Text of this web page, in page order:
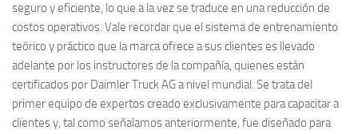
seguro y eficiente, lo que a la vez se traduce en una reducción de
costos operativos. Vale recordar que el sistema de entrenamiento
teórico y práctico que la marca ofrece a sus clientes es llevado
adelante por los instructores de la compañía, quienes están
certificados por Daimler Truck AG a nivel mundial. Se trata del
primer equipo de expertos creado exclusivamente para capacitar a
clientes y, tal como señalamos anteriormente, fue diseñado para